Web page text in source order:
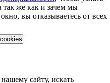
так же как и зачем мы
вы отказываетесь от всех
сайту, искать